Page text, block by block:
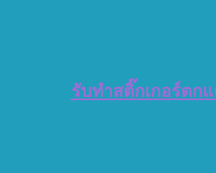
รับทำสติ๊กเกอร์ตก